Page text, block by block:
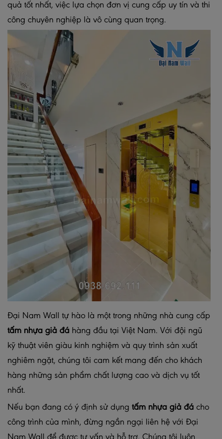
quả tốt nhất, việc lựa chọn đơn vị cung cấp uy tín và thi
công chuyên nghiệp là vô cùng quan trọng.
Đại Nam Wall tự hào là một trong những nhà cung cấp
tấm nhựa giả đá hàng đầu tại Việt Nam. Với đội ngũ
kỹ thuật viên giàu kinh nghiệm và quy trình sản xuất
nghiêm ngặt, chúng tôi cam kết mang đến cho khách
hàng những sản phẩm chất lượng cao và dịch vụ tốt
nhất.
Nếu bạn đang có ý định sử dụng tấm nhựa giả đá cho
công trình của mình, đừng ngần ngại liên hệ với Đại